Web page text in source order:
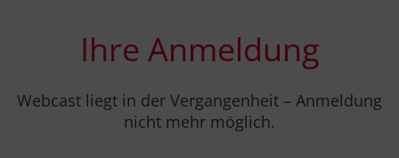
Ihre Anmeldung
Webcast liegt in der Vergangenheit – Anmeldung
nicht mehr möglich.